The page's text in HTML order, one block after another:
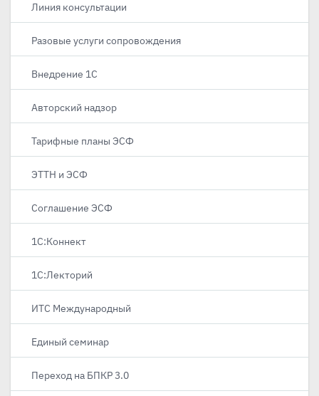
Линия консультации
Разовые услуги сопровождения
Внедрение 1С
Авторский надзор
Тарифные планы ЭСФ
ЭТТН и ЭСФ
Соглашение ЭСФ
1С:Коннект
1С:Лекторий
ИТС Международный
Единый семинар
Переход на БПКР 3.0